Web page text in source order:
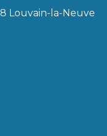
Louvain-la-Neuve